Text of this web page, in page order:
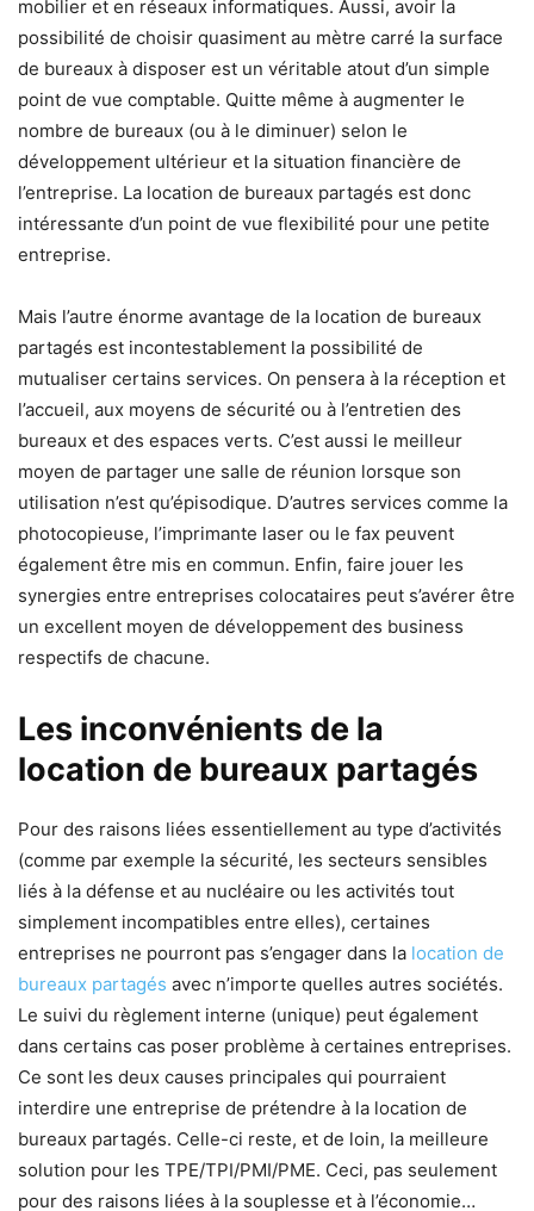
mobilier et en réseaux informatiques. Aussi, avoir la
possibilité de choisir quasiment au mètre carré la surface
de bureaux à disposer est un véritable atout d’un simple
point de vue comptable. Quitte même à augmenter le
nombre de bureaux (ou à le diminuer) selon le
développement ultérieur et la situation financière de
l’entreprise. La location de bureaux partagés est donc
intéressante d’un point de vue flexibilité pour une petite
entreprise.
Mais l’autre énorme avantage de la location de bureaux
partagés est incontestablement la possibilité de
mutualiser certains services. On pensera à la réception et
l’accueil, aux moyens de sécurité ou à l’entretien des
bureaux et des espaces verts. C’est aussi le meilleur
moyen de partager une salle de réunion lorsque son
utilisation n’est qu’épisodique. D’autres services comme la
photocopieuse, l’imprimante laser ou le fax peuvent
également être mis en commun. Enfin, faire jouer les
synergies entre entreprises colocataires peut s’avérer être
un excellent moyen de développement des business
respectifs de chacune.
Les inconvénients de la
location de bureaux partagés
Pour des raisons liées essentiellement au type d’activités
(comme par exemple la sécurité, les secteurs sensibles
liés à la défense et au nucléaire ou les activités tout
simplement incompatibles entre elles), certaines
entreprises ne pourront pas s’engager dans la location de
bureaux partagés avec n’importe quelles autres sociétés.
Le suivi du règlement interne (unique) peut également
dans certains cas poser problème à certaines entreprises.
Ce sont les deux causes principales qui pourraient
interdire une entreprise de prétendre à la location de
bureaux partagés. Celle-ci reste, et de loin, la meilleure
solution pour les TPE/TPI/PMI/PME. Ceci, pas seulement
pour des raisons liées à la souplesse et à l’économie…